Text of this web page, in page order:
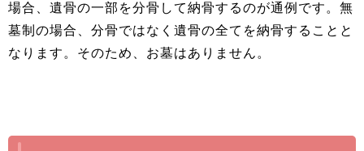
場合、遺骨の一部を分骨して納骨するのが通例です。無
墓制の場合、分骨ではなく遺骨の全てを納骨することと
なります。そのため、お墓はありません。